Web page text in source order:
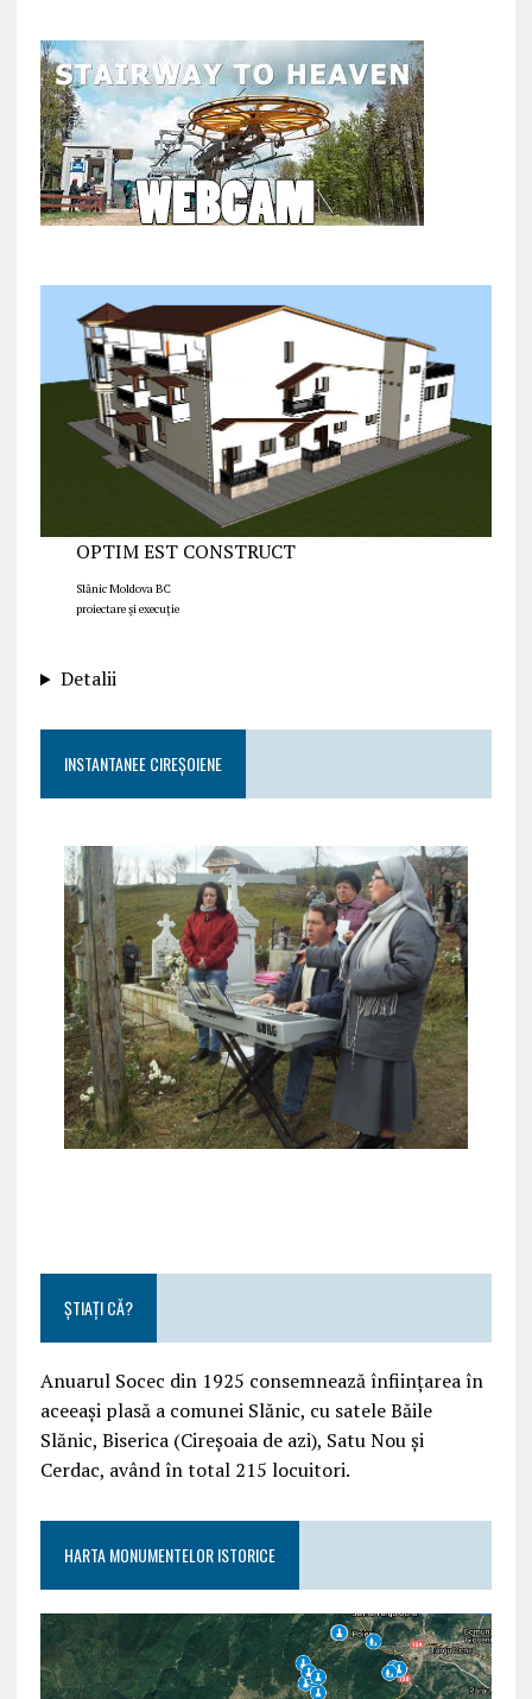
OPTIM EST CONSTRUCT
Slănic Moldova BC
proiectare și execuție
Detalii
INSTANTANEE CIREȘOIENE
ȘTIAȚI CĂ?
Anuarul Socec din 1925 consemnează înființarea în
aceeași plasă a comunei Slănic, cu satele Băile
Slănic, Biserica (Cireșoaia de azi), Satu Nou și
Cerdac, având în total 215 locuitori.
HARTA MONUMENTELOR ISTORICE